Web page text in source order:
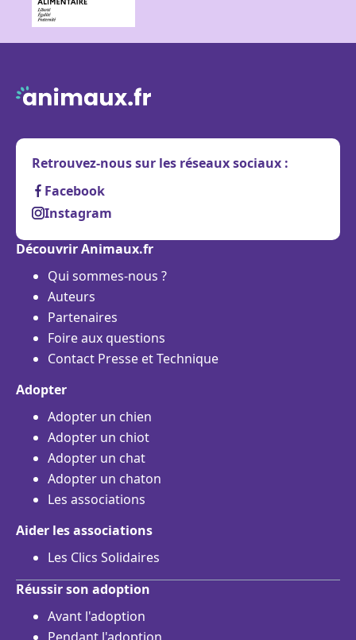
Retrouvez-nous sur les réseaux sociaux :
Facebook
Instagram
Découvrir Animaux.fr
Qui sommes-nous ?
Auteurs
Partenaires
Foire aux questions
Contact Presse et Technique
Adopter
Adopter un chien
Adopter un chiot
Adopter un chat
Adopter un chaton
Les associations
Aider les associations
Les Clics Solidaires
Réussir son adoption
Avant l'adoption